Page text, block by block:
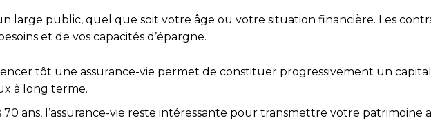
un large public, quel que soit votre âge ou votre situation financière. Les
et de vos capacités d’épargne.
tôt une assurance-vie permet de constituer progressivement un
à long terme.
70 ans, l’assurance-vie reste intéressante pour transmettre votre patrimoine